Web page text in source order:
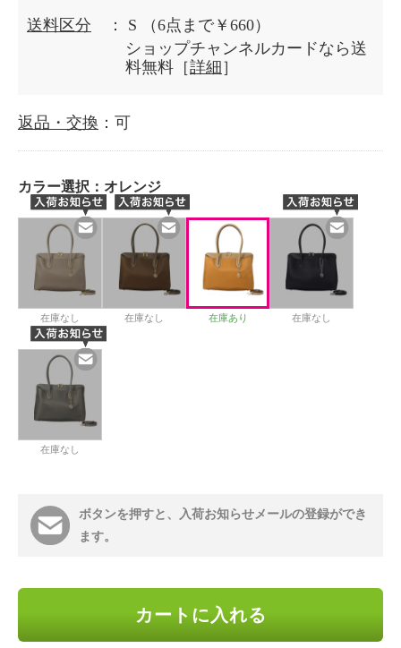
送料区分 ： S
（6点まで￥660）
ショップチャンネルカードなら送
料無料［詳細 ］
返品・交換 ：可
カラー選択： オレンジ
在庫なし 在庫なし 在庫あり 在庫なし
在庫なし
ボタンを押すと、入荷お知らせメールの登録ができ
ます。
カートに入れる